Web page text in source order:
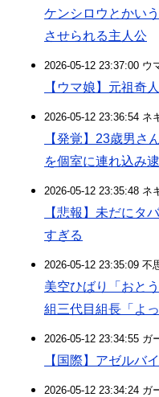
ケンシロウとかい
させられる主人公
2026-05-12 23:37:00 ウ
【ウマ娘】元祖奇
2026-05-12 23:36:54 ネ
【発覚】23歳男さ
を個室に連れ込み
2026-05-12 23:35:48 ネ
【悲報】未だにタ
すぎる
2026-05-12 23:35:09 不
美空ひばり「おと
組三代目組長「よ
2026-05-12 23:34:55 ガ
【国際】アゼルバ
2026-05-12 23:34:24 ガ